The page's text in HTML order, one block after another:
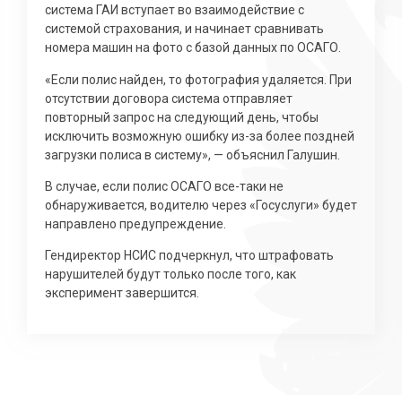
система ГАИ вступает во взаимодействие с
системой страхования, и начинает сравнивать
номера машин на фото с базой данных по ОСАГО.
«Если полис найден, то фотография удаляется. При
отсутствии договора система отправляет
повторный запрос на следующий день, чтобы
исключить возможную ошибку из-за более поздней
загрузки полиса в систему», — объяснил Галушин.
В случае, если полис ОСАГО все-таки не
обнаруживается, водителю через «Госуслуги» будет
направлено предупреждение.
Гендиректор НСИС подчеркнул, что штрафовать
нарушителей будут только после того, как
эксперимент завершится.